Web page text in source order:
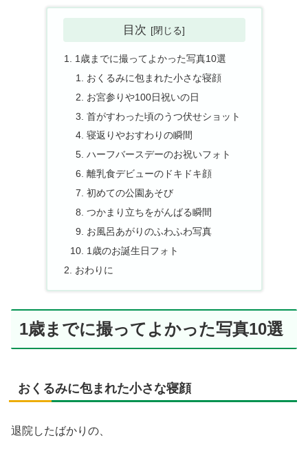
目次
1歳までに撮ってよかった写真10選
おくるみに包まれた小さな寝顔
お宮参りや100日祝いの日
首がすわった頃のうつ伏せショット
寝返りやおすわりの瞬間
ハーフバースデーのお祝いフォト
離乳食デビューのドキドキ顔
初めての公園あそび
つかまり立ちをがんばる瞬間
お風呂あがりのふわふわ写真
1歳のお誕生日フォト
おわりに
1歳までに撮ってよかった写真10選
おくるみに包まれた小さな寝顔
退院したばかりの、